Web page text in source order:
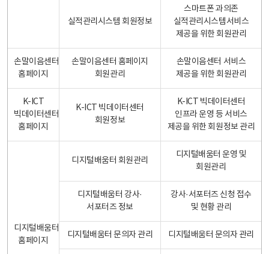
실적관리시스템 회원정보
스마트폰 과의존
실적관리시스템서비스
제공을 위한 회원관리
손말이음센터
홈페이지
손말이음센터 홈페이지
회원관리
손말이음센터 서비스
제공을 위한 회원관리
K-ICT
빅데이터센터
홈페이지
K-ICT 빅데이터센터
회원정보
K-ICT 빅데이터센터
인프라 운영 등 서비스
제공을 위한 회원정보 관리
디지털배움터
홈페이지
디지털배움터 회원관리
디지털배움터 운영 및
회원관리
디지털배움터 강사·
서포터즈 정보
강사·서포터즈 신청 접수
및 현황 관리
디지털배움터 문의자 관리 디지털배움터 문의자 관리